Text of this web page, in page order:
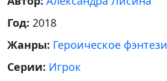
Год: 2018
Жанры: Героическое фэнтези
Серии: Игрок